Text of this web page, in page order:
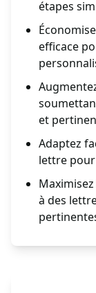
étapes
efficace
et
Adaptez
lettre
à des